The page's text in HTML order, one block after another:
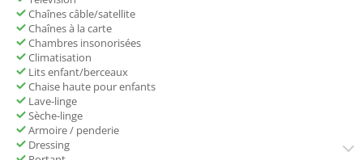
Chaînes câble/satellite
Chaînes à la carte
Chambres insonorisées
Climatisation
Lits enfant/berceaux
Chaise haute pour enfants
Lave-linge
Sèche-linge
Armoire / penderie
Dressing